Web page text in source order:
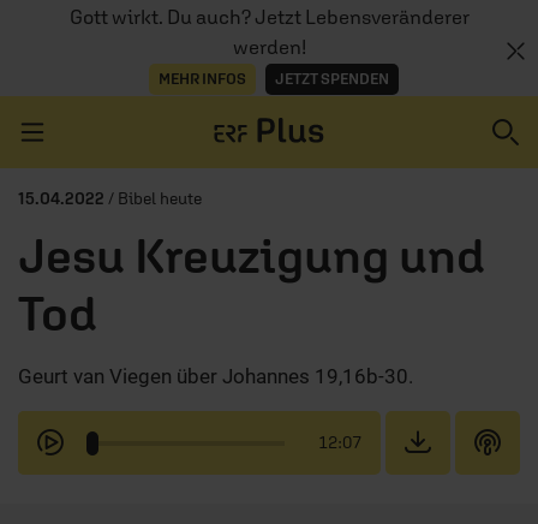
Gott wirkt. Du auch? Jetzt Lebensveränderer
werden!
MEHR INFOS JETZT SPENDEN
AUDIOTHEK
PROGRAMM
MITMACHEN
PODCASTS
15.04.2022 / Bibel heute
Jesu Kreuzigung und
Tod
Geurt van Viegen über Johannes 19,16b-30.
12:07